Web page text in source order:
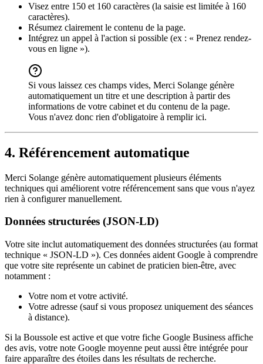
Visez entre 150 et 160 caractères (la saisie est limitée à 160
caractères).
Résumez clairement le contenu de la page.
Intégrez un appel à l'action si possible (ex : « Prenez rendez-
vous en ligne »).
Si vous laissez ces champs vides, Merci Solange génère
automatiquement un titre et une description à partir des
informations de votre cabinet et du contenu de la page.
Vous n'avez donc rien d'obligatoire à remplir ici.
4. Référencement automatique
Merci Solange génère automatiquement plusieurs éléments
techniques qui améliorent votre référencement sans que vous n'ayez
rien à configurer manuellement.
Données structurées (JSON-LD)
Votre site inclut automatiquement des données structurées (au format
technique « JSON-LD »). Ces données aident Google à comprendre
que votre site représente un cabinet de praticien bien-être, avec
notamment :
Votre nom et votre activité.
Votre adresse (sauf si vous proposez uniquement des séances
à distance).
Si la Boussole est active et que votre fiche Google Business affiche
des avis, votre note Google moyenne peut aussi être intégrée pour
faire apparaître des étoiles dans les résultats de recherche.